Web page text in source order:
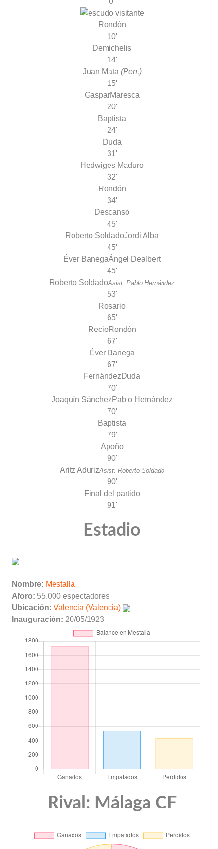
Rondón
10'
Demichelis
14'
Juan Mata (Pen.)
15'
GasparMaresca
20'
Baptista
24'
Duda
31'
Hedwiges Maduro
32'
Rondón
34'
Descanso
45'
Roberto SoldadoJordi Alba
45'
Éver BanegaÁngel Dealbert
45'
Roberto SoldadoAsist: Pablo Hernández
53'
Rosario
65'
RecioRondón
67'
Éver Banega
67'
FernándezDuda
70'
Joaquín SánchezPablo Hernández
70'
Baptista
79'
Apoño
90'
Aritz AdurizAsist: Roberto Soldado
90'
Final del partido
91'
Estadio
Nombre: Mestalla
Aforo: 55.000 espectadores
Ubicación: Valencia (Valencia)
Inauguración: 20/05/1923
Rival: Málaga CF